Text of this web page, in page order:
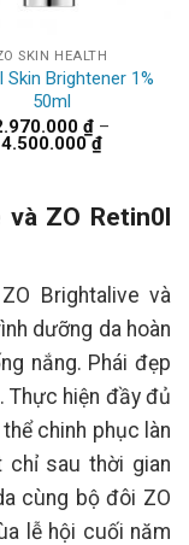
SKIN HEALTH
Skin Brightener 1%
50ml
₫ –
4.500.000₫Khoảng
giá:
đến
4.500.000
ZO Retin0l
Brightalive và
dưỡng da hoàn
nắng. Phái đẹp
Thực hiện đầy đủ
chinh phục làn
chỉ sau thời gian
cùng bộ đôi ZO
lễ hội cuối năm